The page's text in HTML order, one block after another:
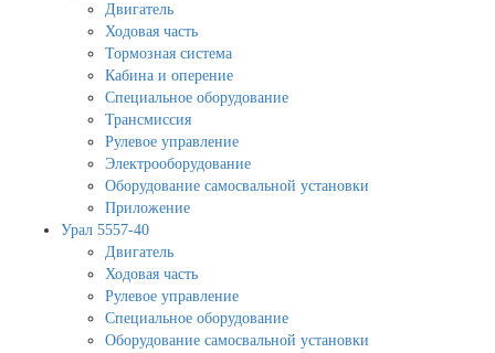
Двигатель
Ходовая часть
Тормозная система
Кабина и оперение
Специальное оборудование
Трансмиссия
Рулевое управление
Электрооборудование
Оборудование самосвальной установки
Приложение
Урал 5557-40
Двигатель
Ходовая часть
Рулевое управление
Специальное оборудование
Оборудование самосвальной установки